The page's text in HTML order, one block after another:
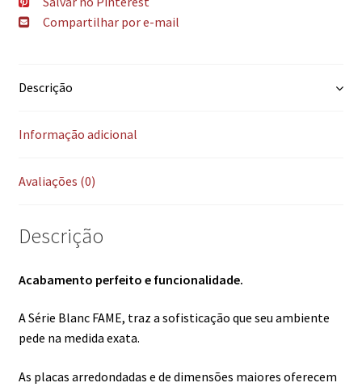
Compartilhar por e-mail
Descrição
Informação adicional
Avaliações (0)
Descrição
Acabamento perfeito e funcionalidade.
A Série Blanc FAME, traz a sofisticação que seu ambiente
pede na medida exata.
As placas arredondadas e de dimensões maiores oferecem